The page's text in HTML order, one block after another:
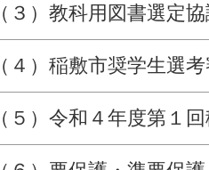
（３）教科用図書選定
（４）稲敷市奨学生選
（５）令和４年度第１